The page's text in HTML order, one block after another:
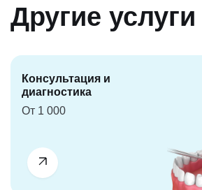
Другие услуги
Консультация и
диагностика
От 1 000